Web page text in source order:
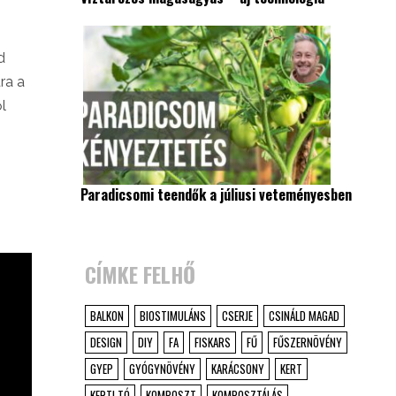
a
Paradicsomi teendők a júliusi veteményesben
CÍMKE FELHŐ
BALKON BIOSTIMULÁNS CSERJE
CSINÁLD MAGAD
DESIGN
DIY FA FISKARS FŰ
FŰSZERNÖVÉNY
GYEP
GYÓGYNÖVÉNY KARÁCSONY
KERT